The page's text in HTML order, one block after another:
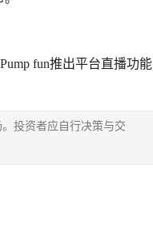
fun推出平台直播功能
投资者应自行决策与交